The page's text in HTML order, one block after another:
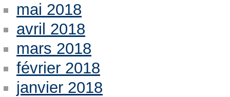
mai 2018
avril 2018
mars 2018
février 2018
janvier 2018